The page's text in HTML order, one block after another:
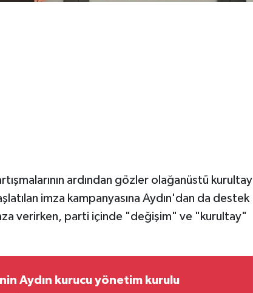
ardından gözler olağanüstü kurultay
imza kampanyasına Aydın'dan da destek
verirken, parti içinde "değişim" ve "kurultay"
Aydın kurucu yönetim kurulu